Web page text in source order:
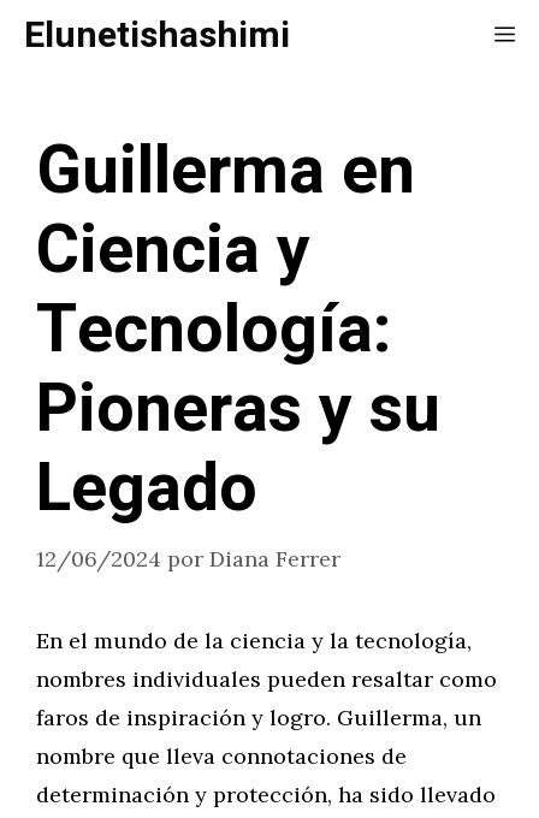
SaltarElunetishashimi
Guillerma en
Ciencia y
Tecnología:
Pioneras y su
Legado
12/06/2024 por Diana Ferrer
En el mundo de la ciencia y la tecnología,
nombres individuales pueden resaltar como
faros de inspiración y logro. Guillerma, un
nombre que lleva connotaciones de
determinación y protección, ha sido llevado